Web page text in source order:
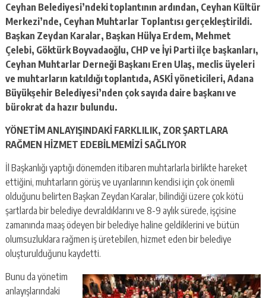
Ceyhan Belediyesi’ndeki toplantının ardından, Ceyhan Kültür
Merkezi’nde, Ceyhan Muhtarlar Toplantısı gerçekleştirildi.
Başkan Zeydan Karalar, Başkan Hülya Erdem, Mehmet
Çelebi, Göktürk Boyvadaoğlu, CHP ve İyi Parti ilçe başkanları,
Ceyhan Muhtarlar Derneği Başkanı Eren Ulaş, meclis üyeleri
ve muhtarların katıldığı toplantıda, ASKİ yöneticileri, Adana
Büyükşehir Belediyesi’nden çok sayıda daire başkanı ve
bürokrat da hazır bulundu.
YÖNETİM ANLAYIŞINDAKİ FARKLILIK, ZOR ŞARTLARA
RAĞMEN HİZMET EDEBİLMEMİZİ SAĞLIYOR
İl Başkanlığı yaptığı dönemden itibaren muhtarlarla birlikte hareket
ettiğini, muhtarların görüş ve uyarılarının kendisi için çok önemli
olduğunu belirten Başkan Zeydan Karalar, bilindiği üzere çok kötü
şartlarda bir belediye devraldıklarını ve 8-9 aylık sürede, işçisine
zamanında maaş ödeyen bir belediye haline geldiklerini ve bütün
olumsuzluklara rağmen iş üretebilen, hizmet eden bir belediye
oluşturulduğunu kaydetti.
Bunu da yönetim
anlayışlarındaki